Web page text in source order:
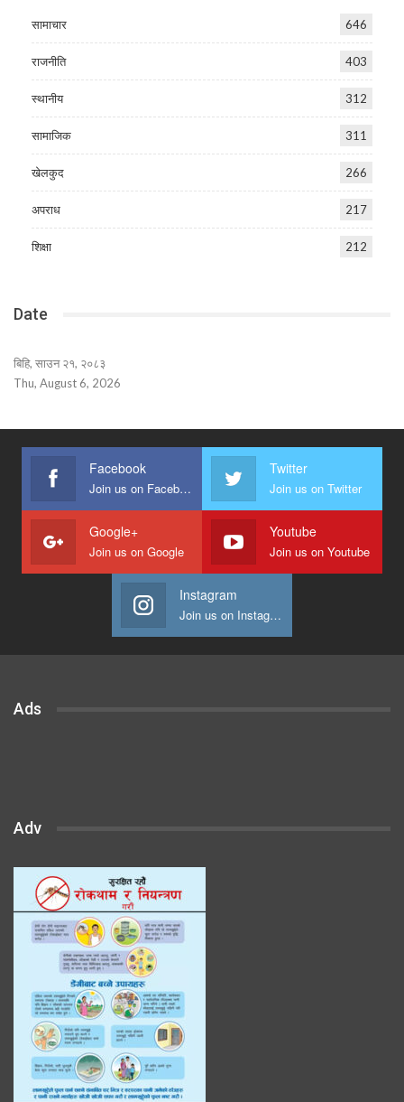
सामाचार 646
राजनीति 403
स्थानीय 312
सामाजिक 311
खेलकुद 266
अपराध 217
शिक्षा 212
Date
बिहि, साउन २१, २०८३
Thu, August 6, 2026
Facebook
Join us on Facebook
Twitter
Join us on Twitter
Google+
Join us on Google
Youtube
Join us on Youtube
Instagram
Join us on Instagram
Ads
Adv